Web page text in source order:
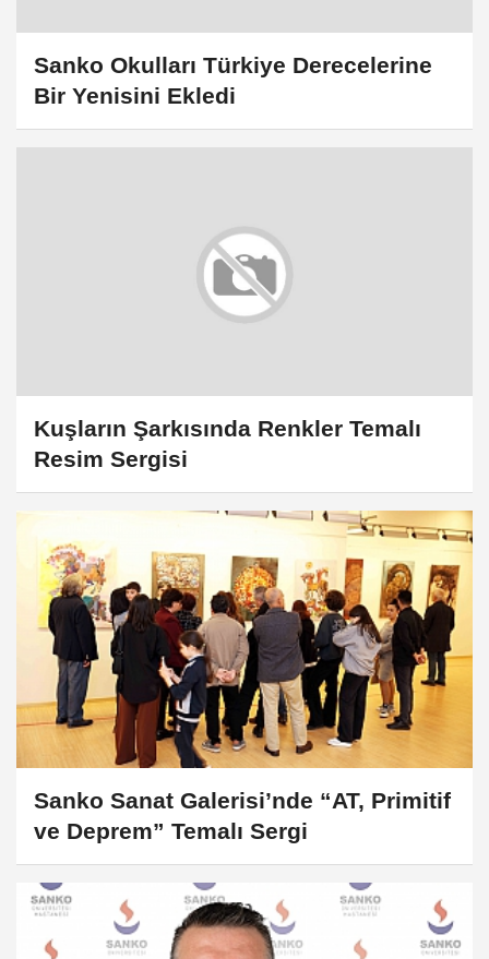
Sanko Okulları Türkiye Derecelerine
Bir Yenisini Ekledi
Kuşların Şarkısında Renkler Temalı
Resim Sergisi
Sanko Sanat Galerisi’nde “AT, Primitif
ve Deprem” Temalı Sergi